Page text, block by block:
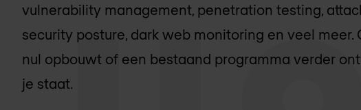
vulnerability management, penetration testing,
security posture, dark web monitoring en veel
nul opbouwt of een bestaand programma verder
je staat.